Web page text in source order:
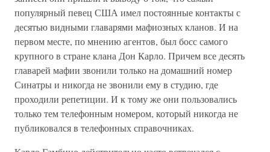
популярный певец США имел постоянные контакты с
десятью видными главарями мафиозных кланов. И на
первом месте, по мнению агентов, был босс самого
крупного в стране клана Дон Карло. Причем все десять
главарей мафии звонили только на домашний номер
Синатры и никогда не звонили ему в студию, где
проходили репетиции. И к тому же они пользовались
только тем телефонным номером, который никогда не
публиковался в телефонных справочниках.